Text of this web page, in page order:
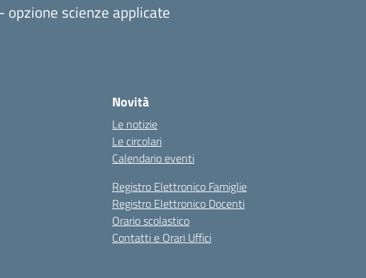
scienze applicate
Novità
Le notizie
Le circolari
Calendario eventi
Registro Elettronico Famiglie
Registro Elettronico Docenti
Orario scolastico
Contatti e Orari Uffici